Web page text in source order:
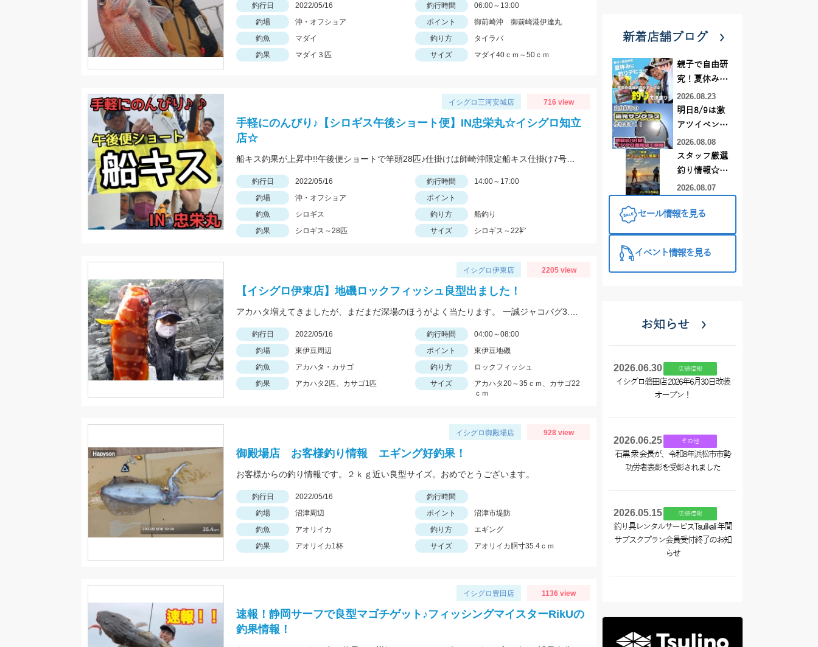
釣行日 2022/05/16 釣行時間
06:00～13:00
釣場
沖・オフショア ポイント
御前崎沖 御前崎港伊達丸
釣魚
マダイ 釣り方
タイラバ
釣果
マダイ３匹 サイズ マダイ40ｃｍ～50ｃｍ
イシグロ三河安城店 716 view
手軽にのんびり♪【シロギス午後ショート便】IN忠栄丸☆イシグロ知立
店☆
釣行日 2022/05/16 釣行時間
14:00～17:00
釣場
沖・オフショア
ポイント
釣魚
シロギス 釣り方
船釣り
釣果
シロギス～28匹 サイズ シロギス～22㌢
イシグロ伊東店 2205 view
【イシグロ伊東店】地磯ロックフィッシュ良型出ました！
釣行日 2022/05/16 釣行時間
04:00～08:00
釣場
東伊豆周辺 ポイント
東伊豆地磯
釣魚
アカハタ・カサゴ 釣り方
ロックフィッシュ
釣果
アカハタ2匹、カサゴ1匹 サイズ
アカハタ20～35ｃｍ、カサゴ22
ｃｍ
イシグロ御殿場店 928 view
御殿場店 お客様釣り情報 エギング好釣果！
お客様からの釣り情報です。２ｋｇ近い良型サイズ。おめでとうございます。
釣行日 2022/05/16
釣行時間
釣場
沼津周辺 ポイント
沼津市堤防
釣魚
アオリイカ 釣り方
エギング
釣果
アオリイカ1杯 サイズ アオリイカ胴寸35.4ｃｍ
イシグロ豊田店 1136 view
速報！静岡サーフで良型マゴチゲット♪フィッシングマイスターRikUの
釣果情報！
新着店舗ブログ
親子で自由研
究！夏休みに
釣りデビュー
2026.08.23
明日8/9は激
アツイベント
日！！！～オ
ーダー偏光グ
ラス受注会～
2026.08.08
スタッフ厳選
釣り情報☆彡
連休は何釣り
♪【イシグロ
2026.08.07
セール情報を見る
イベント情報を見る
お知らせ
2026.06.30 店舗情報
イシグロ磐田店 2026年6月30日改装
オープン！
2026.06.25 その他
石黒 衆 会長が、令和8年浜松市市勢
功労者表彰を受彰されました
2026.05.15 店舗情報
釣り具レンタルサービスTsulikali 年間
サブスクプラン会員受付終了のお知
らせ